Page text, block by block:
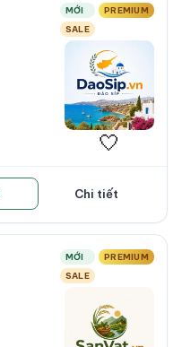
MỚI
PREMIUM
SALE
🤍
Chi tiết
MỚI
PREMIUM
SALE